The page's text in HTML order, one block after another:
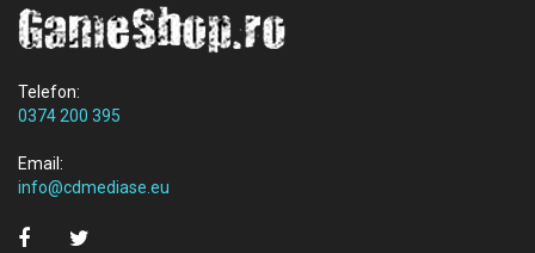
Telefon:
0374 200 395
Email:
info@cdmediase.eu